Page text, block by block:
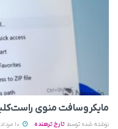
مایکروسافت منوی راست‌کلیک ویندوز ۱۱ را
نوشته شده توسط تارخ ترهنده